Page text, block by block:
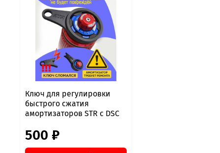
Ключ для регулировки
быстрого сжатия
амортизаторов STR с DSC
500 ₽